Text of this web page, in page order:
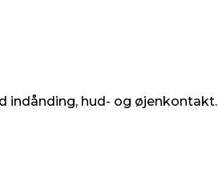
indånding, hud- og øjenkontakt.